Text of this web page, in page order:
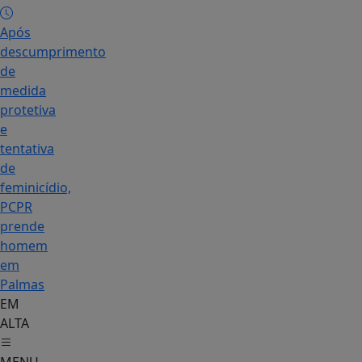
Após
descumprimento
de
medida
protetiva
e
tentativa
de
feminicídio,
PCPR
prende
homem
em
Palmas
EM
ALTA